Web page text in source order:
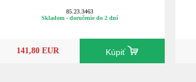
85.23.3463
Skladom - doručenie do 2 dní
141,80 EUR Kúpiť